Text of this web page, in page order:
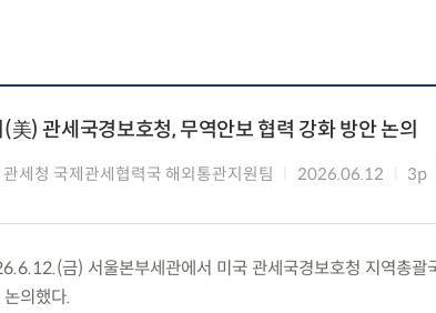
美) 관세국경보호청, 무역안보 협력 강화 방안 논의
세청 국제관세협력국 해외통관지원팀 2026.06.12 3p
금) 서울본부세관에서 미국 관세국경보호청 지역총괄
의했다.